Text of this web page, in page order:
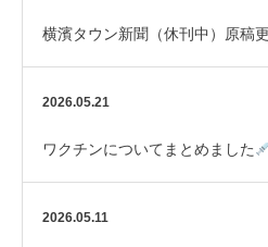
横濱タウン新聞（休刊中）原稿
2026.05.21
ワクチンについてまとめました
2026.05.11